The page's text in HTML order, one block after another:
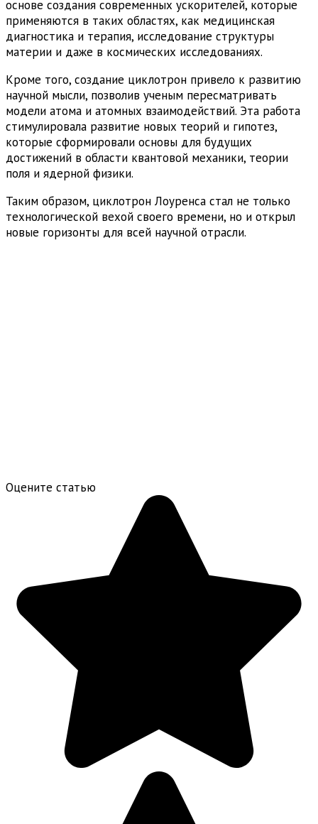
основе создания современных ускорителей, которые
применяются в таких областях, как медицинская
диагностика и терапия, исследование структуры
материи и даже в космических исследованиях.
Кроме того, создание циклотрон привело к развитию
научной мысли, позволив ученым пересматривать
модели атома и атомных взаимодействий. Эта работа
стимулировала развитие новых теорий и гипотез,
которые сформировали основы для будущих
достижений в области квантовой механики, теории
поля и ядерной физики.
Таким образом, циклотрон Лоуренса стал не только
технологической вехой своего времени, но и открыл
новые горизонты для всей научной отрасли.
Оцените статью